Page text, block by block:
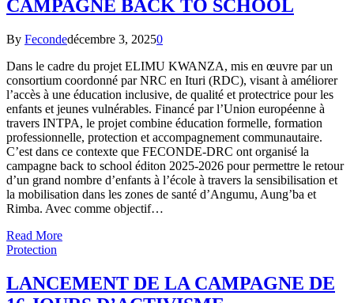
CAMPAGNE BACK TO SCHOOL
By Fecondedécembre 3, 20250
Dans le cadre du projet ELIMU KWANZA, mis en œuvre par un
consortium coordonné par NRC en Ituri (RDC), visant à améliorer
l’accès à une éducation inclusive, de qualité et protectrice pour les
enfants et jeunes vulnérables. Financé par l’Union européenne à
travers INTPA, le projet combine éducation formelle, formation
professionnelle, protection et accompagnement communautaire.
C’est dans ce contexte que FECONDE-DRC ont organisé la
campagne back to school éditon 2025-2026 pour permettre le retour
d’un grand nombre d’enfants à l’école à travers la sensibilisation et
la mobilisation dans les zones de santé d’Angumu, Aung’ba et
Rimba. Avec comme objectif…
Read More
Protection
LANCEMENT DE LA CAMPAGNE DE